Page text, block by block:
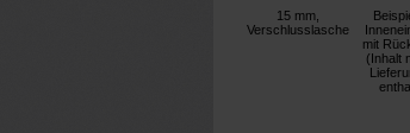
15 mm,
Verschlusslasche
mit
(Inhalt